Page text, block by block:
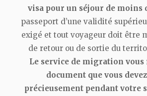
visa pour un séjour de moins
passeport d’une validité
exigé et tout voyageur doit être
de retour ou de sortie du
Le service de migration
document que vous
précieusement pendant votre